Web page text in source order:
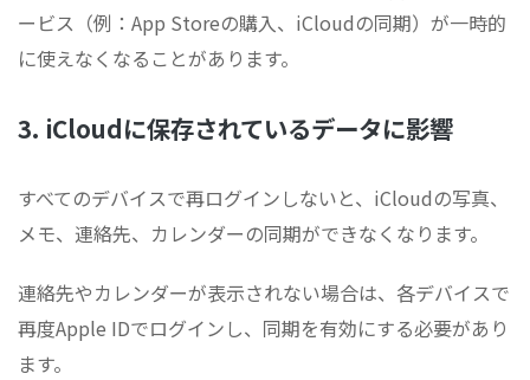
ービス（例：App Storeの購入、iCloudの同期）が一時的
に使えなくなることがあります。
3. iCloudに保存されているデータに影響
すべてのデバイスで再ログインしないと、iCloudの写真、
メモ、連絡先、カレンダーの同期ができなくなります。
連絡先やカレンダーが表示されない場合は、各デバイスで
再度Apple IDでログインし、同期を有効にする必要があり
ます。